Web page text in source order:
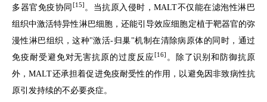
多器官免疫协同 [15] 。当抗原入侵时，MALT不仅能在滤泡性淋巴
组织中激活特异性淋巴细胞，还能引导效应细胞定植于靶器官的弥
漫性淋巴组织，这种"激活-归巢"机制在清除病原体的同时，通过
免疫耐受避免对无害抗原的过度反应[16] 。除了识别和防御抗原
外，MALT还承担着促进免疫耐受性的作用，以避免因非致病性抗
原引发持续的不必要炎症。